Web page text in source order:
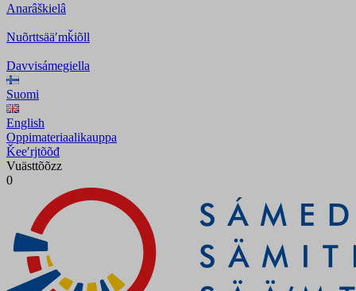
Anarâškielâ
Nuõrttsääʹmǩiõll
Davvisámegiella
Suomi
English
Oppimateriaalikauppa
Ǩeeʹrjtõõđ
Vuästtõõzz
0